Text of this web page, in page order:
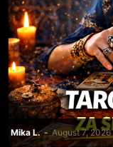
Mika L. - August 7, 2026